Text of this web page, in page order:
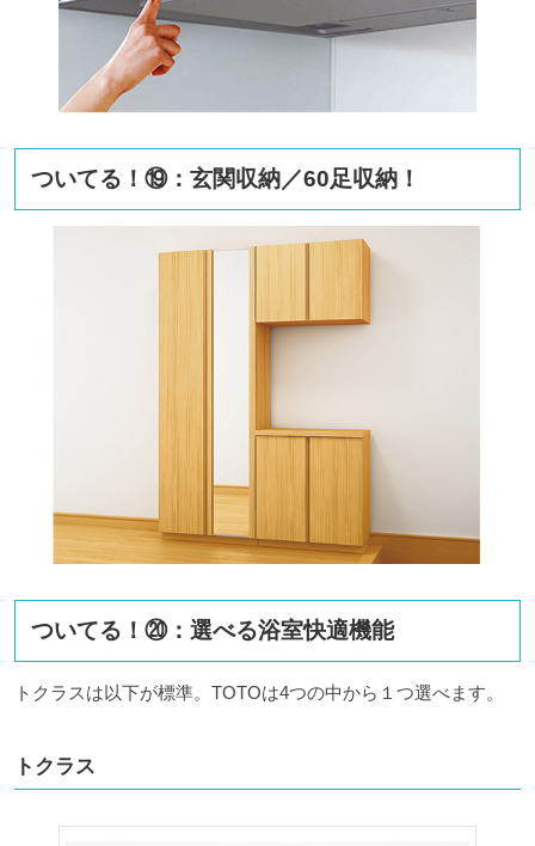
ついてる！⑲：玄関収納／60足収納！
ついてる！⑳：選べる浴室快適機能
トクラスは以下が標準。 TOTOは4つの中から１つ選べます。
トクラス